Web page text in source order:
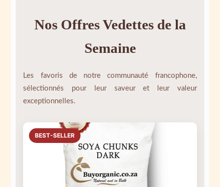
Nos Offres Vedettes de la
Semaine
Les favoris de notre communauté francophone,
sélectionnés pour leur saveur et leur valeur
exceptionnelles.
BEST-SELLER